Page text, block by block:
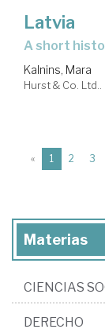
Latvia
a short
Kalnins, Mara
Hurst & Co.
« 1 (current)
2 3
Materias
CIENCIAS
DERECHO